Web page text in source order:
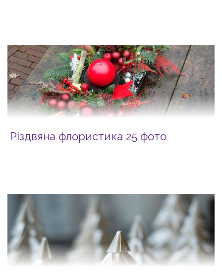
Різдвяна флористика 25 фото